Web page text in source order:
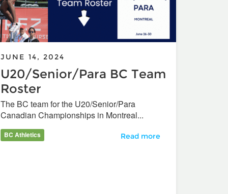
JUNE 14, 2024
U20/Senior/Para BC Team
Roster
The BC team for the U20/Senior/Para
Canadian Championships in Montreal...
BC Athletics U20/Senior/Para BC Team
Read more